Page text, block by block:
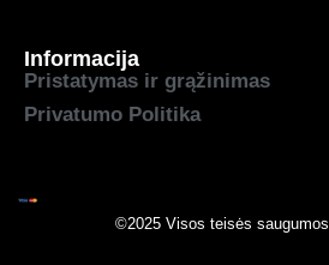
Informacija
Pristatymas ir grąžinimas
Privatumo Politika
©2025 Visos teisės saugumos